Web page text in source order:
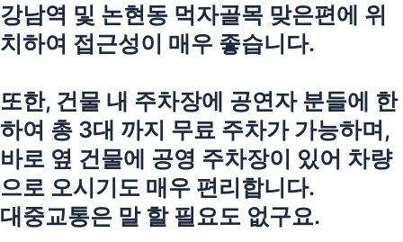
강남역 및 논현동 먹자골목 맞은편에 위
치하여 접근성이 매우 좋습니다.
또한, 건물 내 주차장에 공연자 분들에 한
하여 총 3대 까지 무료 주차가 가능하며,
바로 옆 건물에 공영 주차장이 있어 차량
으로 오시기도 매우 편리합니다.
대중교통은 말 할 필요도 없구요.